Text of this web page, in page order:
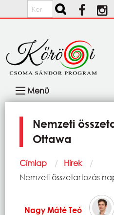
Ugrás a tartalomra
Keresés
navigáció
Menü
Nemzeti
Ottawa
Morzsa
Címlap
Hírek
Current:
Nemzeti összetartozás
Nagy Máté Teó